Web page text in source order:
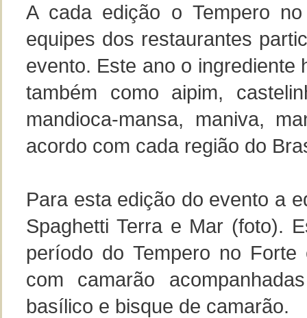
A cada edição o Tempero
equipes dos restaurantes
evento. Este ano o ingrediente
também como aipim,
mandioca-mansa, maniva,
acordo com cada região do
Para esta edição do evento a
Spaghetti Terra e Mar (foto).
período do Tempero no
com camarão
basílico e bisque de camarão.